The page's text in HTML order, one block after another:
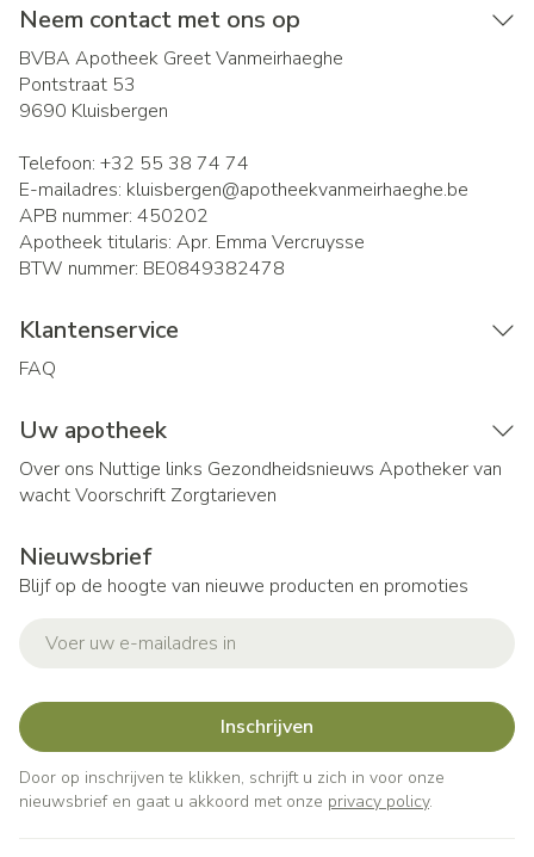
Neem contact met ons op
BVBA Apotheek Greet Vanmeirhaeghe
Pontstraat 53
9690 Kluisbergen
Telefoon: +32 55 38 74 74
E-mailadres: kluisbergen@apotheekvanmeirhaeghe.be
APB nummer: 450202
Apotheek titularis: Apr. Emma Vercruysse
BTW nummer: BE0849382478
Klantenservice
FAQ
Uw apotheek
Over ons Nuttige links Gezondheidsnieuws Apotheker van
wachtVoorschrift Zorgtarieven
Nieuwsbrief
Blijf op de hoogte van nieuwe producten en promoties
Inschrijven
Door op inschrijven te klikken, schrijft u zich in voor onze
nieuwsbrief en gaat u akkoord met onze privacy policy.